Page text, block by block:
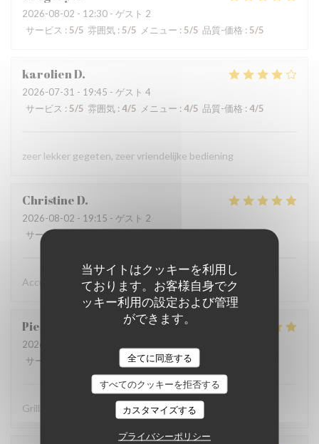
当サイトはクッキーを利用し
ております。お客様自身でク
ッキー利用の設定および管理
ができます。
全てに同意する
すべてのクッキーを拒否する
カスタマイズする
プライバシーポリシー
2026-08-02 - 12:30 - ゲスト 2
サービス : 5/5 雰囲気 : 5/5 メニュー : 5/5 品質-価格 : 5/5
karolienD
2026-07-31 - 19:45 - ゲスト 4
サービス : 5/5 雰囲気 : 4/5 メニュー : 4/5 品質-価格 : 4/5
zeer lekker gegeten, zeer vriendelijke bediening
ChristineD
2026-08-02 - 19:15 - ゲスト 2
サービス
Accueil chaleureux , professionnel
Pierre
2026-07-31
サービス
/5 メニュー: 5/5
Grillades à recommander